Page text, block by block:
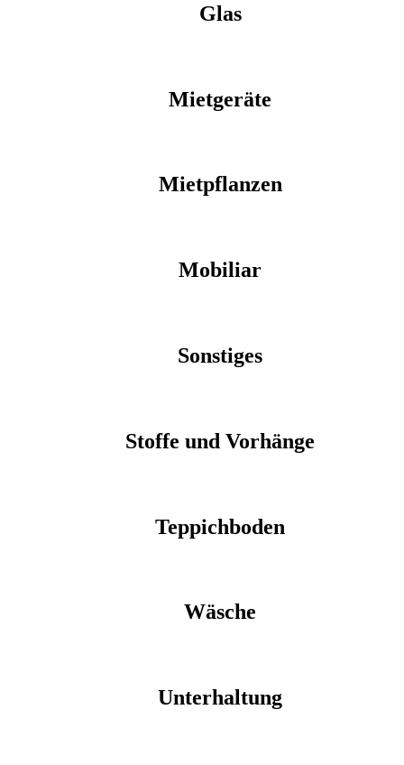
Glas
Mietgeräte
Mietpflanzen
Mobiliar
Sonstiges
Stoffe und Vorhänge
Teppichboden
Wäsche
Unterhaltung